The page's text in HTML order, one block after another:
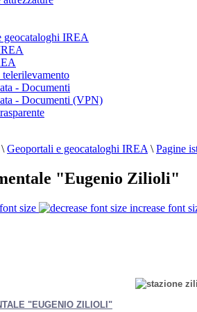
geocataloghi IREA
- Documenti
- Documenti (VPN)
\ Geoportali e geocataloghi IREA \ Pagine
"Eugenio Zilioli"
size
increase font
"EUGENIO ZILIOLI"